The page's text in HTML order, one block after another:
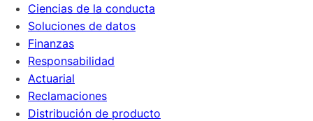
Ciencias de la conducta
Soluciones de datos
Finanzas
Responsabilidad
Actuarial
Reclamaciones
Distribución de producto